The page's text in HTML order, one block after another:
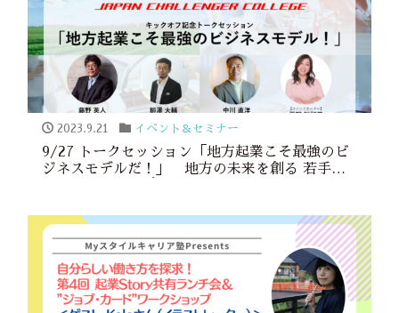
2023.9.21 イベント＆セミナー
9/27 トークセッション「地方起業こそ最強のビ
ジネスモデルだ！」 地方の未来を創る 若手人